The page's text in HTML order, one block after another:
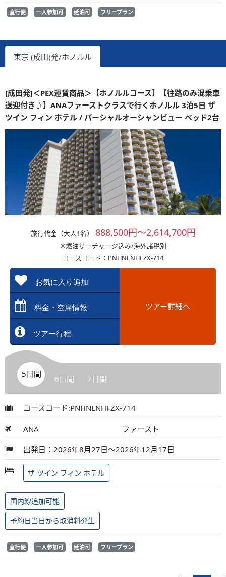
直行便 一人参加可 延泊可 フリープラン
東京 (成田)発/ホノルル
[成田発]＜PEX運賃商品＞【ホノルルコース】【往路のみ混乗車
送迎付き♪】ANAファーストクラスで行くホノルル 3泊5日 ザ
ツイン フィン ホテル / パーシャルオーシャンビュー ベッド2台
旅行代金（大人1名） 888,500円～2,614,700円
※燃油サーチャージ込み/海外諸税別
コースコード：PNHNLNHFZX-714
お気に入り追加
料金・空席情報
ツアー行程
ツアー詳細へ
5日間 6日間 7日間
コースコード:PNHNLNHFZX-714
ANA ファースト
出発日：2026年8月27日～2026年12月17日
ザ ツイン フィン ホテル
国内線追加可能
予約日当日から取消料発生
直行便 一人参加可 延泊可 フリープラン